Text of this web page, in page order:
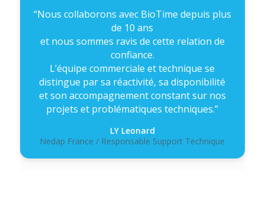
“Nous collaborons avec BioTime depuis plus
de 10 ans
et nous sommes ravis de cette relation de
confiance.
L’équipe commerciale et technique se
distingue par sa réactivité, sa disponibilité
et son accompagnement constant sur nos
projets et problématiques techniques.”
LY Leonard
Nedap France / Responsable Support Technique